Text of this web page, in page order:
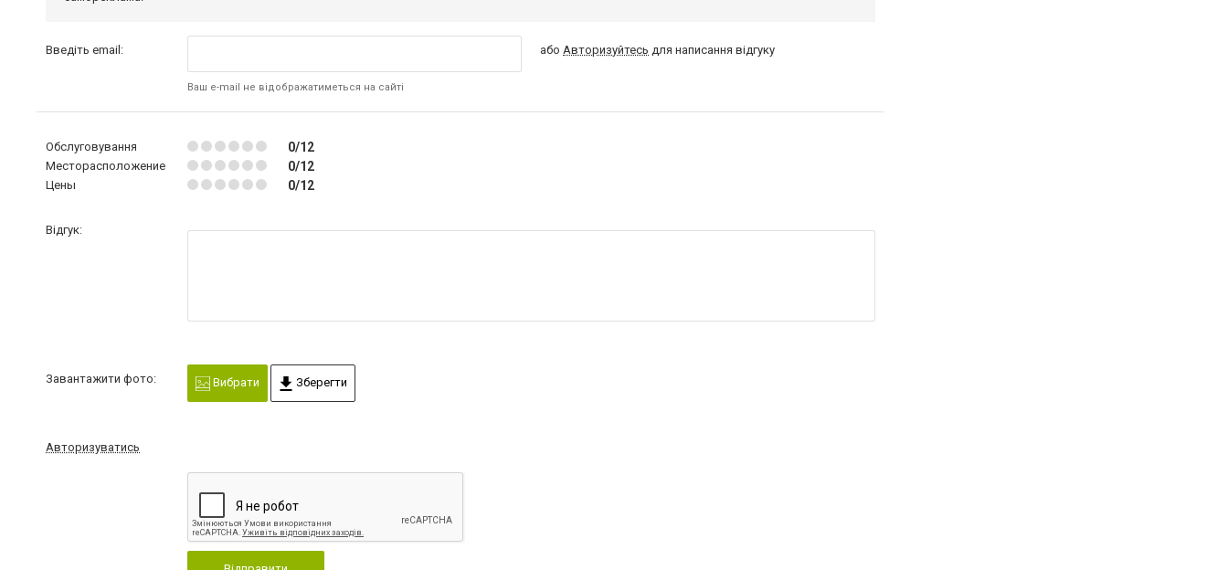
Введіть email:
Ваш e-mail не відображатиметься на сайті
абоАвторизуйтесь для написання відгуку
Обслуговування 0/12
Месторасположение 0/12
Цены 0/12
Відгук:
Завантажити фото: Вибрати Зберегти
Авторизуватись